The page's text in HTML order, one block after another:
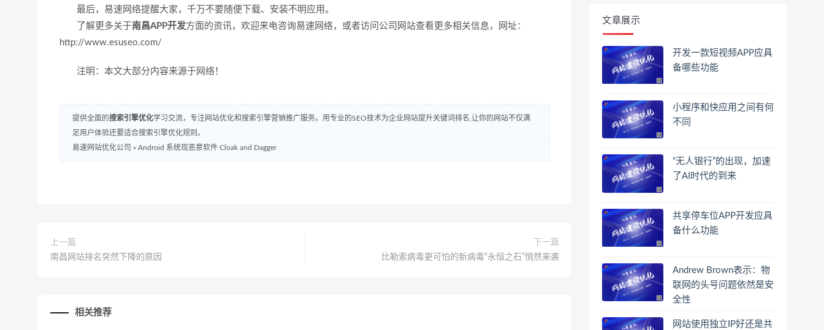
最后，易速网络提醒大家，千万不要随便下载、安装不明应用。
了解更多关于南昌APP开发方面的资讯，欢迎来电咨询易速网络，或者访问公司网站查看更多相关信息，网址：
http://www.esuseo.com/
注明：本文大部分内容来源于网络！
提供全面的搜索引擎优化学习交流，专注网站优化和搜索引擎营销推广服务。用专业的SEO技术为企业网站提升关键词排名,让你的网站不仅满
足用户体验还要适合搜索引擎优化规则。
易速网站优化公司 » Android 系统现恶意软件 Cloak and Dagger
上一篇
南昌网站排名突然下降的原因
下一篇
比勒索病毒更可怕的新病毒“永恒之石”悄然来袭
相关推荐
文章展示
开发一款短视频APP应具
备哪些功能
小程序和快应用之间有何
不同
“无人银行”的出现，加速
了AI时代的到来
共享停车位APP开发应具
备什么功能
Andrew Brown表示：物
联网的头号问题依然是安
全性
网站使用独立IP好还是共